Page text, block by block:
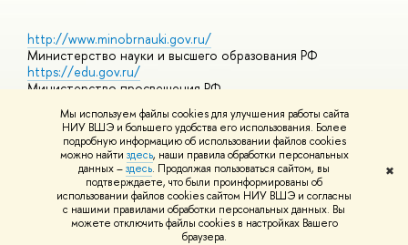
Мы используем файлы cookies для улучшения работы сайта
НИУ ВШЭ и большего удобства его использования. Более
подробную информацию об использовании файлов cookies
можно найти здесь, наши правила обработки персональных
данных –здесь. Продолжая пользоваться сайтом, вы
подтверждаете, что были проинформированы об
использовании файлов cookies сайтом НИУ ВШЭ и согласны
с нашими правилами обработки персональных данных. Вы
можете отключить файлы cookies в настройках Вашего
браузера.
✖
http://www.minobrnauki.gov.ru/
Министерство науки и высшего образования РФ
https://edu.gov.ru/
Министерство просвещения РФ
https://elearning.hse.ru/mooc
Массовые открытые онлайн-курсы
© НИУ ВШЭ 1993–2026 Адреса и контактыУсловия
использования материалов Политика конфиденциальности
Шрифты HSE Sans и HSE Slab разработаны вШколе дизайна НИУ